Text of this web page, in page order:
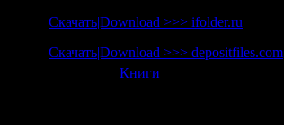
Скачать|Download >>> ifolder.ru
Скачать|Download >>> depositfiles.com
Книги